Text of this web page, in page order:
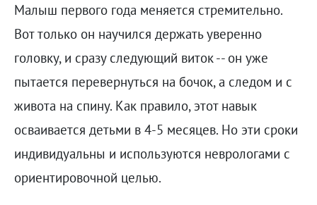
Малыш первого года меняется стремительно.
Вот только он научился держать уверенно
головку, и сразу следующий виток -- он уже
пытается перевернуться на бочок, а следом и с
живота на спину. Как правило, этот навык
осваивается детьми в 4-5 месяцев. Но эти сроки
индивидуальны и используются неврологами с
ориентировочной целью.